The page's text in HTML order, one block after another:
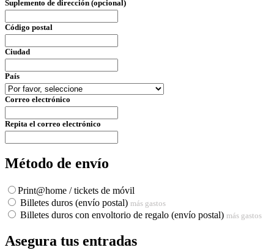
Suplemento de dirección (opcional)
Código postal
Ciudad
País
Correo electrónico
Repita el correo electrónico
Método de envío
Print@home / tickets de móvil
Billetes duros (envío postal) más gastos
Billetes duros con envoltorio de regalo (envío postal) más gastos
Asegura tus entradas